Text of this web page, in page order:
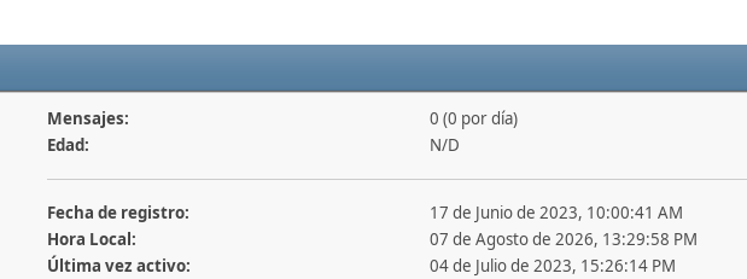
Mensajes:
0 (0 por día)
Edad:
N/D
Fecha de registro:
17 de Junio de 2023, 10:00:41 AM
Hora Local:
07 de Agosto de 2026, 13:29:58 PM
Última vez activo:
04 de Julio de 2023, 15:26:14 PM